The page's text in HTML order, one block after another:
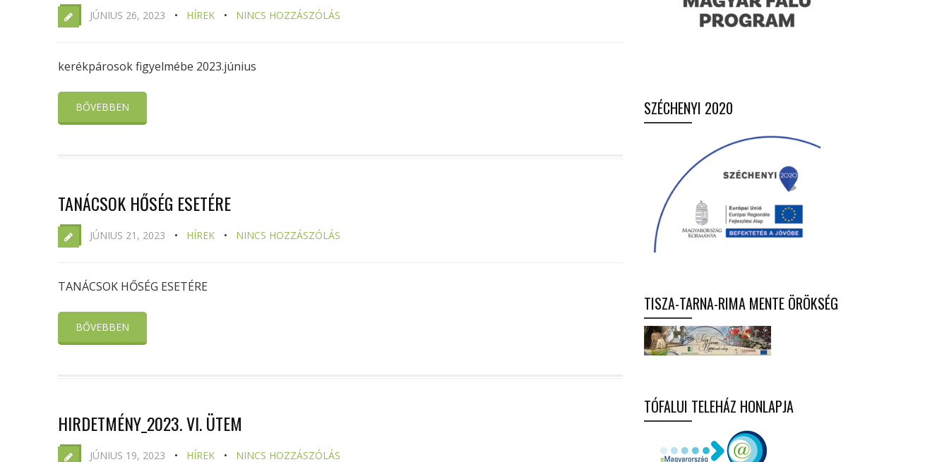
JÚNIUS 26, 2023 HÍREK NINCS HOZZÁSZÓLÁS
kerékpárosok figyelmébe 2023.június
BŐVEBBEN
TANÁCSOK HŐSÉG ESETÉRE
JÚNIUS 21, 2023 HÍREK NINCS HOZZÁSZÓLÁS
TANÁCSOK HŐSÉG ESETÉRE
BŐVEBBEN
HIRDETMÉNY_2023. VI. ÜTEM
JÚNIUS 19, 2023 HÍREK NINCS HOZZÁSZÓLÁS
SZÉCHENYI 2020
TISZA-TARNA-RIMA MENTE ÖRÖKSÉG
TÓFALUI TELEHÁZ HONLAPJA